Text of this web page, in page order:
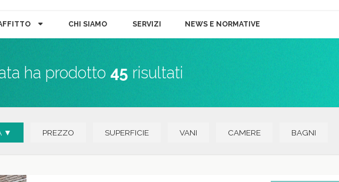
CHI SIAMO SERVIZI NEWS E NORMATIVE
ha prodotto 45 risultati
▼ PREZZO SUPERFICIE VANI CAMERE BAGNI